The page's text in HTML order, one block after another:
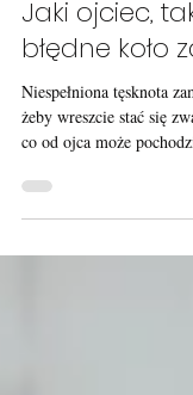
Kondycja
Jaki ojciec,
błędne koło
Niespełniona tęsknota
żeby wreszcie stać się
co od ojca może